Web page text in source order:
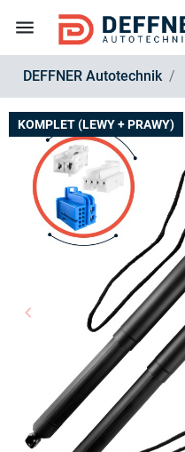
menu
DEFFNER Autotechnik
KOMPLET (LEWY + PRAWY)
Poprzedni
keyboard_arrow_left